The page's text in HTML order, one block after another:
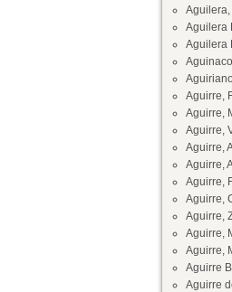
Aguilera,
Aguilera
Aguilera
Aguirre,
Aguirre,
Aguirre,
Aguirre,
Aguirre,
Aguirre,
Aguirre,
Aguirre,
Aguirre,
Aguirre,
Aguirre
Aguirre